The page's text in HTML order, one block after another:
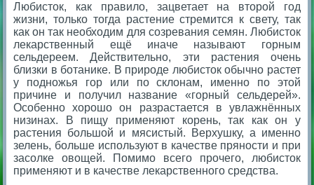
Любисток, как правило, зацветает на второй год
жизни, только тогда растение стремится к свету, так
как он так необходим для созревания семян. Любисток
лекарственный ещё иначе называют горным
сельдереем. Действительно, эти растения очень
близки в ботанике. В природе любисток обычно растет
у подножья гор или по склонам, именно по этой
причине и получил название «горный сельдерей».
Особенно хорошо он разрастается в увлажнённых
низинах. В пищу применяют корень, так как он у
растения большой и мясистый. Верхушку, а именно
зелень, больше используют в качестве пряности и при
засолке овощей. Помимо всего прочего, любисток
применяют и в качестве лекарственного средства.